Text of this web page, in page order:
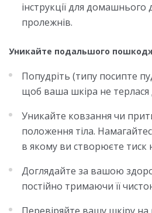
інструкції для домашнього
пролежнів.
Уникайте подальшого
Попудріть (типу посипте
щоб ваша шкіра не терлася
Уникайте ковзання чи
положення тіла.
в якому ви створюєте тиск
Доглядайте за вашою
постійно тримаючи її